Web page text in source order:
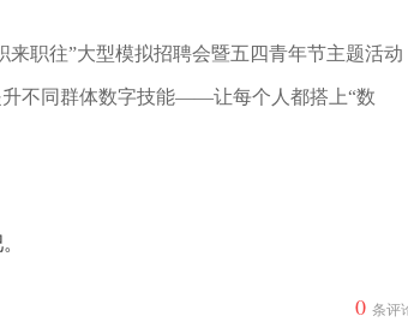
职往”大型模拟招聘会暨五四青年节主题活动
不同群体数字技能——让每个人都搭上“数
0 条评